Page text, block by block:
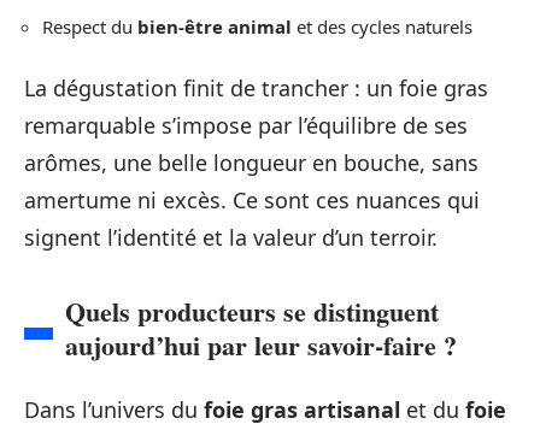
Respect du bien-être animal et des cycles naturels
La dégustation finit de trancher : un foie gras
remarquable s’impose par l’équilibre de ses
arômes, une belle longueur en bouche, sans
amertume ni excès. Ce sont ces nuances qui
signent l’identité et la valeur d’un terroir.
Quels producteurs se distinguent
aujourd’hui par leur savoir-faire ?
Dans l’univers du foie gras artisanal et du foie